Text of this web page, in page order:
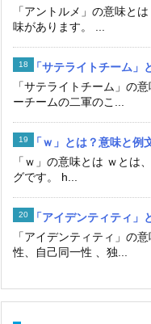
「アントルメ」の意味と
味があります。 ...
「サテライトチーム」
「サテライトチーム」の
ーチームの二軍のこ...
「ｗ」とは？意味と例
「ｗ」の意味とは ｗとは
グです。 h...
「アイデンティティ」
「アイデンティティ」の
性、自己同一性 、独...